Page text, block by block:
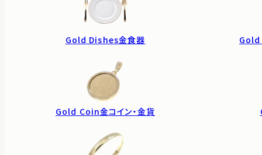
Gold Dishes金食器
Gold Coin金コイン・金貨